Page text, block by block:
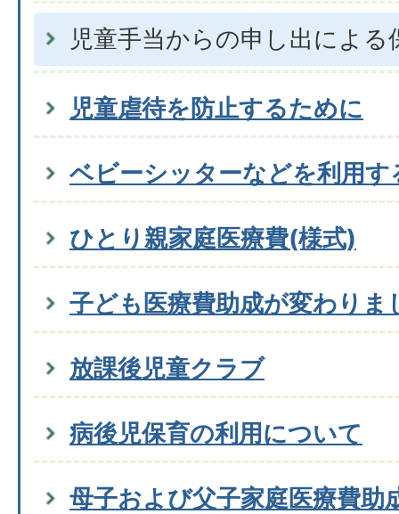
児童手当からの申し出による
児童虐待を防止するために
ベビーシッターなどを利用す
ひとり親家庭医療費(様式)
子ども医療費助成が変わりま
放課後児童クラブ
病後児保育の利用について
母子および父子家庭医療費助